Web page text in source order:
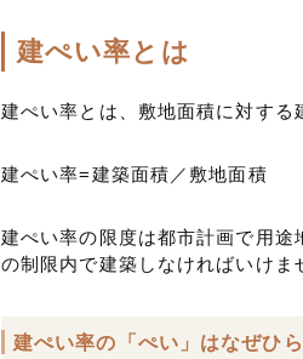
建ぺい率とは
建ぺい率とは、敷地面積に対する
建ぺい率=建築面積／敷地面積
建ぺい率の限度は都市計画で用
の制限内で建築しなければいけま
建ぺい率の「ぺい」はなぜひ